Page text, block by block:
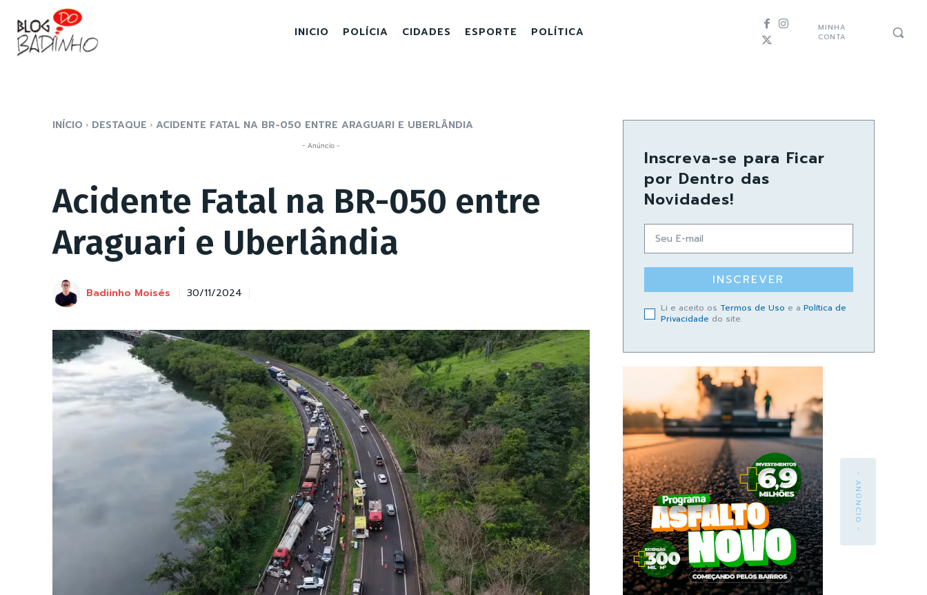
INICIO POLÍCIA CIDADES ESPORTE POLÍTICA
MINHA
CONTA
INÍCIO DESTAQUE ACIDENTE FATAL NA BR-050 ENTRE ARAGUARI E UBERLÂNDIA
- Anúncio -
Acidente Fatal na BR-050 entre
Araguari e Uberlândia
Badiinho Moisés 30/11/2024
Inscreva-se para Ficar
por Dentro das
Novidades!
INSCREVER
Li e aceito os Termos de Uso e a Política de
Privacidade do site.
- ANÚNCIO -